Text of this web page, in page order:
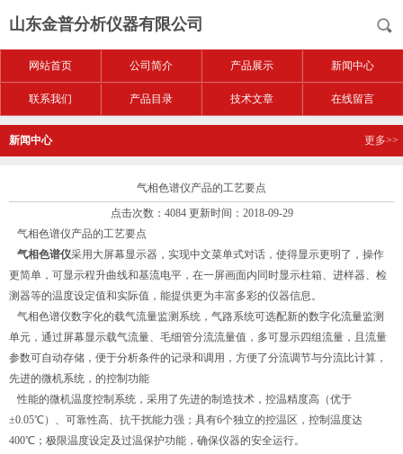
山东金普分析仪器有限公司
网站首页 公司简介 产品展示 新闻中心
联系我们 产品目录 技术文章 在线留言
新闻中心 更多>>
气相色谱仪产品的工艺要点
点击次数：4084 更新时间：2018-09-29
气相色谱仪产品的工艺要点
气相色谱仪采用大屏幕显示器，实现中文菜单式对话，使得显示更明了，操作
更简单，可显示程升曲线和基流电平，在一屏画面内同时显示柱箱、进样器、检
测器等的温度设定值和实际值，能提供更为丰富多彩的仪器信息。
气相色谱仪数字化的载气流量监测系统，气路系统可选配新的数字化流量监测
单元，通过屏幕显示载气流量、毛细管分流流量值，多可显示四组流量，且流量
参数可自动存储，便于分析条件的记录和调用，方便了分流调节与分流比计算，
先进的微机系统，的控制功能
性能的微机温度控制系统，采用了先进的制造技术，控温精度高（优于
±0.05℃）、可靠性高、抗干扰能力强；具有6个独立的控温区，控制温度达
400℃；极限温度设定及过温保护功能，确保仪器的安全运行。